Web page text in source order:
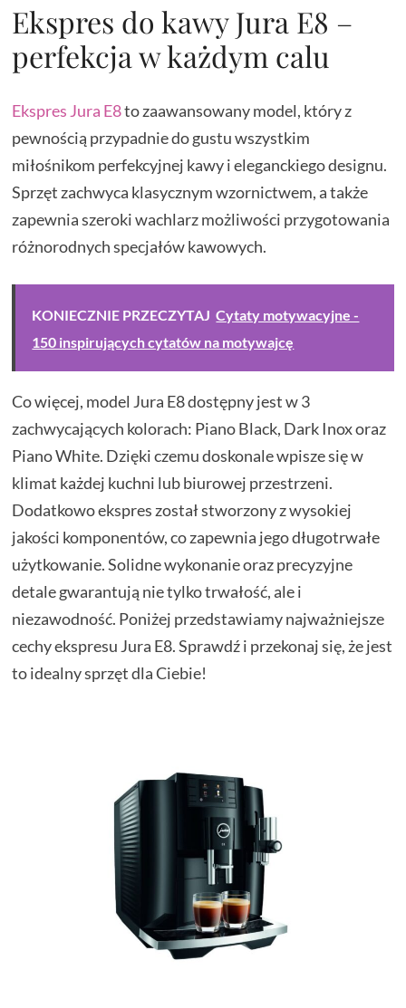
Ekspres do kawy Jura E8 –
perfekcja w każdym calu
Ekspres Jura E8to zaawansowany model, który z
pewnością przypadnie do gustu wszystkim
miłośnikom perfekcyjnej kawy i eleganckiego designu.
Sprzęt zachwyca klasycznym wzornictwem, a także
zapewnia szeroki wachlarz możliwości przygotowania
różnorodnych specjałów kawowych.
KONIECZNIE PRZECZYTAJ Cytaty motywacyjne -
150 inspirujących cytatów na motywajcę
Co więcej, model Jura E8 dostępny jest w 3
zachwycających kolorach: Piano Black, Dark Inox oraz
Piano White. Dzięki czemu doskonale wpisze się w
klimat każdej kuchni lub biurowej przestrzeni.
Dodatkowo ekspres został stworzony z wysokiej
jakości komponentów, co zapewnia jego długotrwałe
użytkowanie. Solidne wykonanie oraz precyzyjne
detale gwarantują nie tylko trwałość, ale i
niezawodność. Poniżej przedstawiamy najważniejsze
cechy ekspresu Jura E8. Sprawdź i przekonaj się, że jest
to idealny sprzęt dla Ciebie!